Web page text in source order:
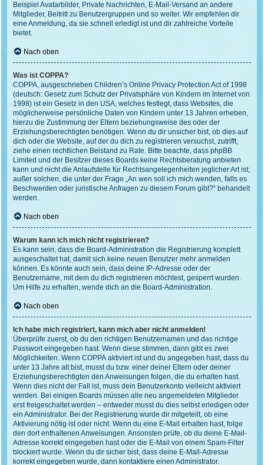
Beispiel Avatarbilder, Private Nachrichten, E-Mail-Versand an andere
Mitglieder, Beitritt zu Benutzergruppen und so weiter. Wir empfehlen dir
eine Anmeldung, da sie schnell erledigt ist und dir zahlreiche Vorteile
bietet.
Nach oben
Was ist COPPA?
COPPA, ausgeschrieben Children’s Online Privacy Protection Act of 1998
(deutsch: Gesetz zum Schutz der Privatsphäre von Kindern im Internet von
1998) ist ein Gesetz in den USA, welches festlegt, dass Websites, die
möglicherweise persönliche Daten von Kindern unter 13 Jahren erheben,
hierzu die Zustimmung der Eltern beziehungsweise des oder der
Erziehungsberechtigten benötigen. Wenn du dir unsicher bist, ob dies auf
dich oder die Website, auf der du dich zu registrieren versuchst, zutrifft,
ziehe einen rechtlichen Beistand zu Rate. Bitte beachte, dass phpBB
Limited und der Besitzer dieses Boards keine Rechtsberatung anbieten
kann und nicht die Anlaufstelle für Rechtsangelegenheiten jeglicher Art ist;
außer solchen, die unter der Frage „An wen soll ich mich wenden, falls es
Beschwerden oder juristische Anfragen zu diesem Forum gibt?“ behandelt
werden.
Nach oben
Warum kann ich mich nicht registrieren?
Es kann sein, dass die Board-Administration die Registrierung komplett
ausgeschaltet hat, damit sich keine neuen Benutzer mehr anmelden
können. Es könnte auch sein, dass deine IP-Adresse oder der
Benutzername, mit dem du dich registrieren möchtest, gesperrt wurden.
Um Hilfe zu erhalten, wende dich an die Board-Administration.
Nach oben
Ich habe mich registriert, kann mich aber nicht anmelden!
Überprüfe zuerst, ob du den richtigen Benutzernamen und das richtige
Passwort eingegeben hast. Wenn diese stimmen, dann gibt es zwei
Möglichkeiten. Wenn COPPA aktiviert ist und du angegeben hast, dass du
unter 13 Jahre alt bist, musst du bzw. einer deiner Eltern oder deiner
Erziehungsberechtigten den Anweisungen folgen, die du erhalten hast.
Wenn dies nicht der Fall ist, muss dein Benutzerkonto vielleicht aktiviert
werden. Bei einigen Boards müssen alle neu angemeldeten Mitglieder
erst freigeschaltet werden – entweder musst du dies selbst erledigen oder
ein Administrator. Bei der Registrierung wurde dir mitgeteilt, ob eine
Aktivierung nötig ist oder nicht. Wenn du eine E-Mail erhalten hast, folge
den dort enthaltenen Anweisungen. Ansonsten prüfe, ob du deine E-Mail-
Adresse korrekt eingegeben hast oder die E-Mail von einem Spam-Filter
blockiert wurde. Wenn du dir sicher bist, dass deine E-Mail-Adresse
korrekt eingegeben wurde, dann kontaktiere einen Administrator.